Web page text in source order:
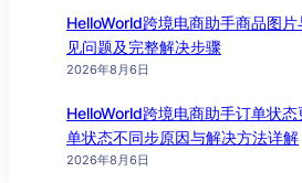
HelloWorld跨境电商助手商品图
见问题及完整解决步骤
2026年8月6日
HelloWorld跨境电商助手订单状
单状态不同步原因与解决方法详解
2026年8月6日